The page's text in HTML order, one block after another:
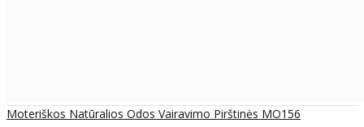
Moteriškos Natūralios Odos Vairavimo Pirštinės MO156